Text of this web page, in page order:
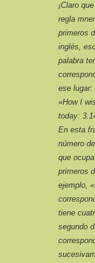
¡Claro
regla
primeros
inglés,
palabra
ese lugar:
«How I
today:
En esta
número
que
primeros
ejemplo,
tiene
segundo